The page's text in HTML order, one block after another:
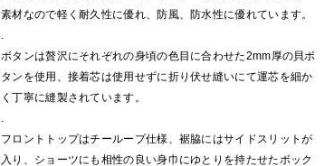
素材なので軽く耐久性に優れ、防風、防水性に優れています。
ボタンは贅沢にそれぞれの身頃の色目に合わせた2mm厚の貝ボ
タンを使用、接着芯は使用せずに折り伏せ縫いにて運芯を細か
く丁寧に縫製されています。
フロントトップはチーループ仕様、裾脇にはサイドスリットが
入り、ショーツにも相性の良い身巾にゆとりを持たせたボック